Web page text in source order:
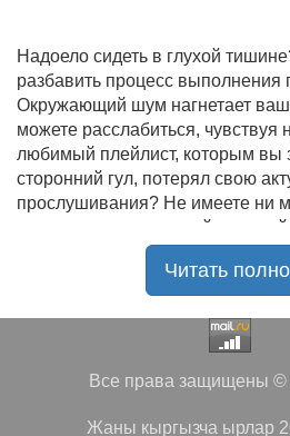
Надоело сидеть в глухой
разбавить процесс
Окружающий шум нагнетает
можете расслабиться, чувствуя
любимый плейлист, которым вы
сторонний гул, потерял свою
прослушивания? Не имеете ни
представления, где найти
на замену старому? В таком
радостью приветствует своих
чудесную подборку самых
Читать
Все права защищены ©
Жаны кыргызча ырлар